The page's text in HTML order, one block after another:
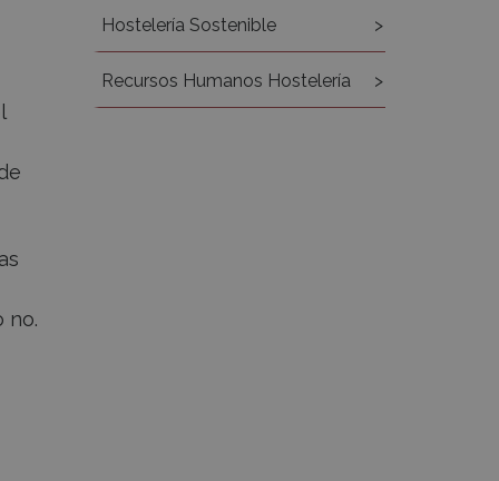
no.
Hostelería Sostenible
Recursos Humanos Hostelería